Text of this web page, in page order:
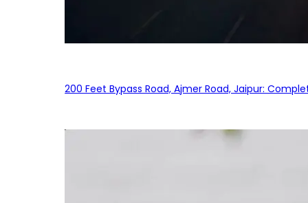
200 Feet Bypass Road, Ajmer Road, Jaipur: